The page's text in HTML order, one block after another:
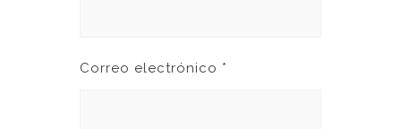
Correo electrónico *